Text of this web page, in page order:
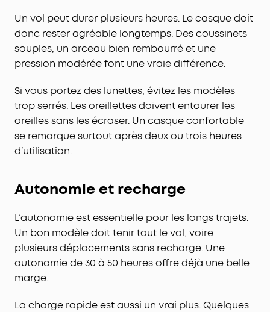
Un vol peut durer plusieurs heures. Le casque doit
donc rester agréable longtemps. Des coussinets
souples, un arceau bien rembourré et une
pression modérée font une vraie différence.
Si vous portez des lunettes, évitez les modèles
trop serrés. Les oreillettes doivent entourer les
oreilles sans les écraser. Un casque confortable
se remarque surtout après deux ou trois heures
d’utilisation.
Autonomie et recharge
L’autonomie est essentielle pour les longs trajets.
Un bon modèle doit tenir tout le vol, voire
plusieurs déplacements sans recharge. Une
autonomie de 30 à 50 heures offre déjà une belle
marge.
La charge rapide est aussi un vrai plus. Quelques